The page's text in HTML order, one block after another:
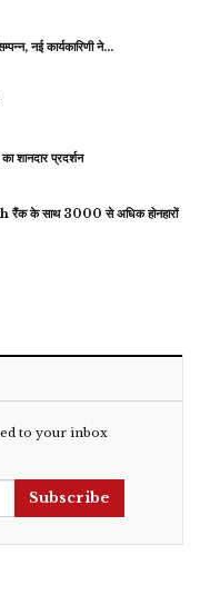
नई कार्यकारिणी ने…
शानदार प्रदर्शन
रैंक के साथ 3000 से अधिक होनहारों
to your inbox
Subscribe